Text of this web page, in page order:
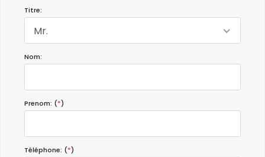
Titre:
Mr.
Nom:
Prenom: (*)
Téléphone: (*)